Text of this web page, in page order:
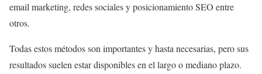
email marketing, redes sociales y posicionamiento SEO entre
otros.
Todas estos métodos son importantes y hasta necesarias, pero sus
resultados suelen estar disponibles en el largo o mediano plazo.